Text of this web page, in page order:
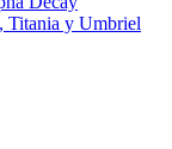
Titania y Umbriel